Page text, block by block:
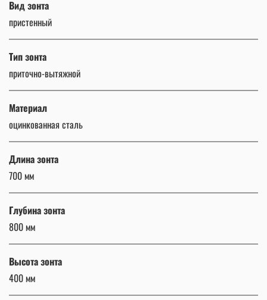
Вид зонта
пристенный
Тип зонта
приточно-вытяжной
Материал
оцинкованная сталь
Длина зонта
700 мм
Глубина зонта
800 мм
Высота зонта
400 мм